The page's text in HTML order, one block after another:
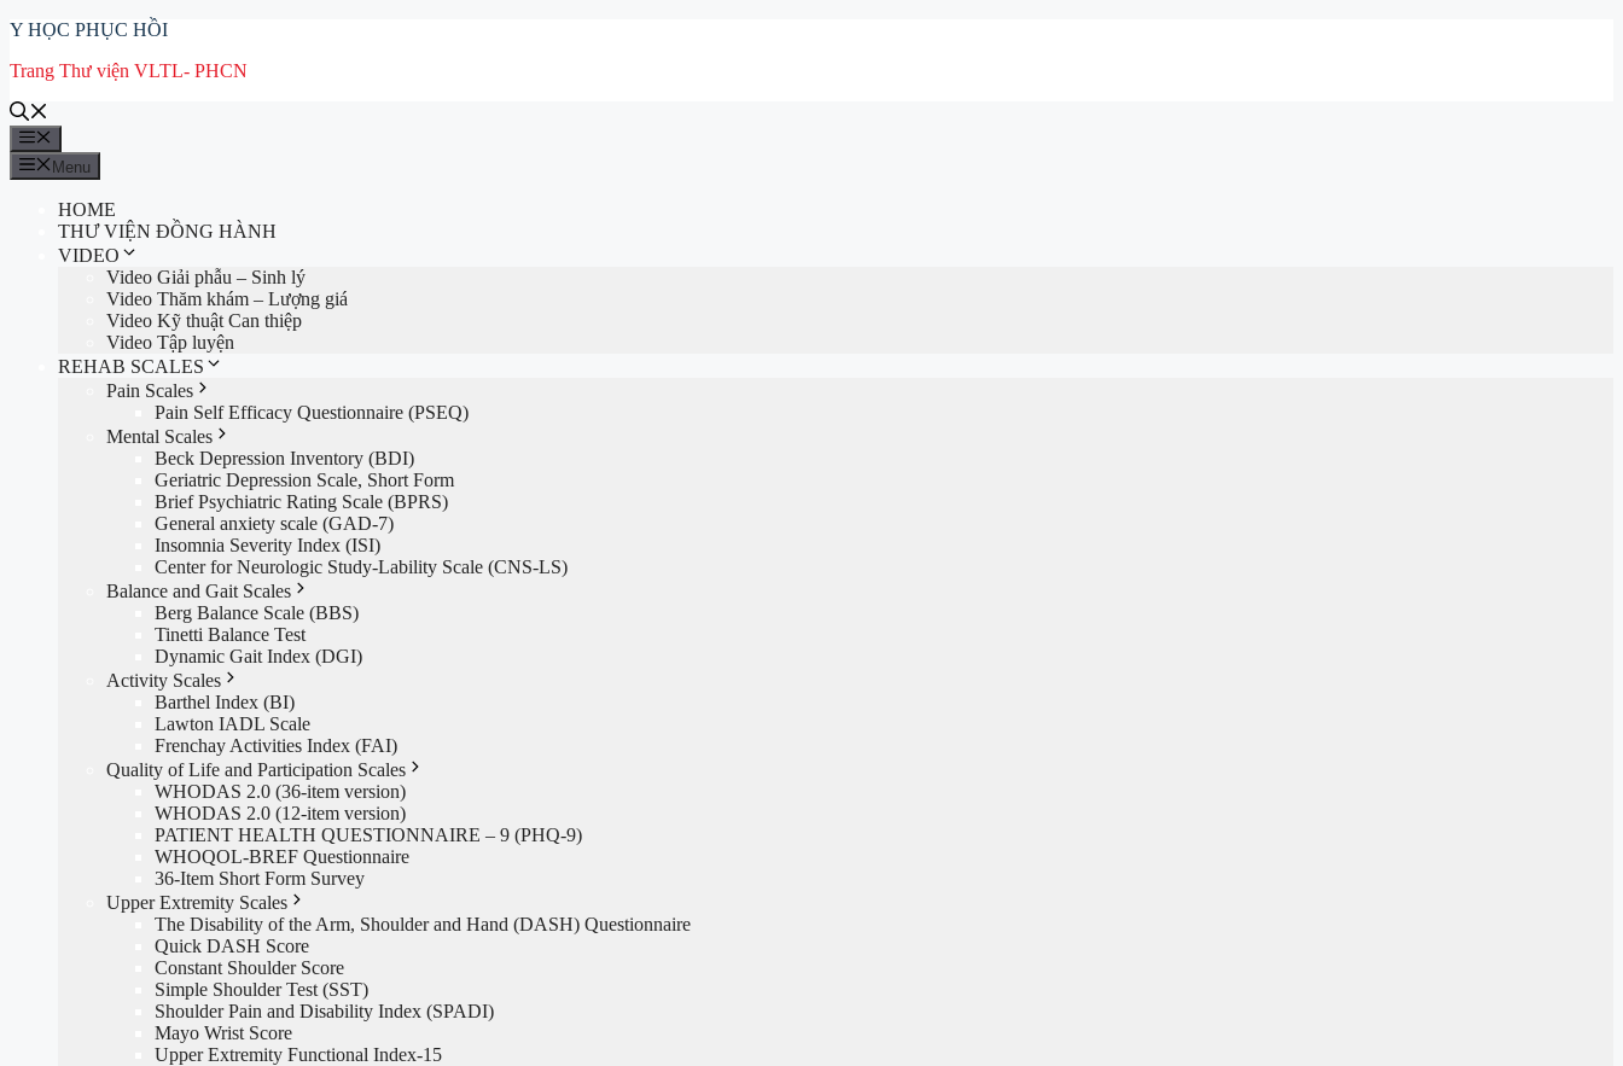
Chuyển
nội
Y HỌC PHỤC HỒI
Trang Thư viện VLTL- PHCN
Menu
HOME
THƯ VIỆN ĐỒNG HÀNH
VIDEO
Video Giải phẫu – Sinh lý
Video Thăm khám – Lượng giá
Video Kỹ thuật Can thiệp
Video Tập luyện
REHAB SCALES
Pain Scales
Pain Self Efficacy Questionnaire (PSEQ)
Mental Scales
Beck Depression Inventory (BDI)
Geriatric Depression Scale, Short Form
Brief Psychiatric Rating Scale (BPRS)
General anxiety scale (GAD-7)
Insomnia Severity Index (ISI)
Center for Neurologic Study-Lability Scale (CNS-LS)
Balance and Gait Scales
Berg Balance Scale (BBS)
Tinetti Balance Test
Dynamic Gait Index (DGI)
Activity Scales
Barthel Index (BI)
Lawton IADL Scale
Frenchay Activities Index (FAI)
Quality of Life and Participation Scales
WHODAS 2.0 (36-item version)
WHODAS 2.0 (12-item version)
PATIENT HEALTH QUESTIONNAIRE – 9 (PHQ-9)
WHOQOL-BREF Questionnaire
36-Item Short Form Survey
Upper Extremity Scales
The Disability of the Arm, Shoulder and Hand (DASH) Questionnaire
Quick DASH Score
Constant Shoulder Score
Simple Shoulder Test (SST)
Shoulder Pain and Disability Index (SPADI)
Mayo Wrist Score
Upper Extremity Functional Index-15